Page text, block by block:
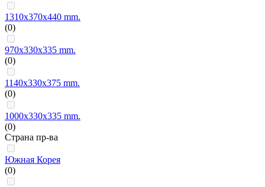
1310x370x440 mm.
(0)
970x330x335 mm.
(0)
1140x330x375 mm.
(0)
1000x330x335 mm.
(0)
Страна пр-ва
Южная Корея
(0)